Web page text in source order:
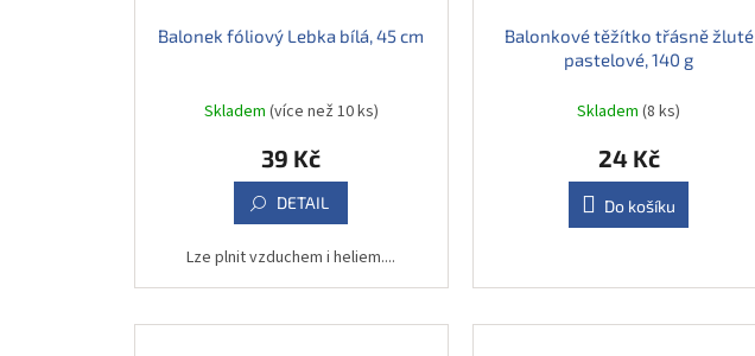
Balonek fóliový Lebka bílá, 45 cm
Skladem (více než 10 ks)
39 Kč
DETAIL
Lze plnit vzduchem i heliem....
Balonkové těžítko třásně žluté
pastelové, 140 g
Skladem(8 ks)
24 Kč
Do košíku